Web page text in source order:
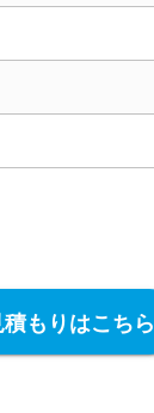
もりはこちら